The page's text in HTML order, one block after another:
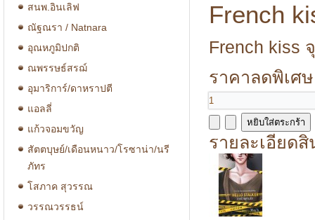
สนพ.อินเลิฟ
ณัฐณรา / Natnara
อุณหภูมิปกติ
ณพรรษธ์สรฌ์
อุมาริการ์/ดาหราปตี
แอลลี่
แก้วจอมขวัญ
สัตตบุษย์/เดือนหนาว/โรซาน่า/นรี
ภัทร
โสภาค สุวรรณ
วรรณวรรธน์
French
French kiss
ราคาลดพิเศ
รายละเอียด